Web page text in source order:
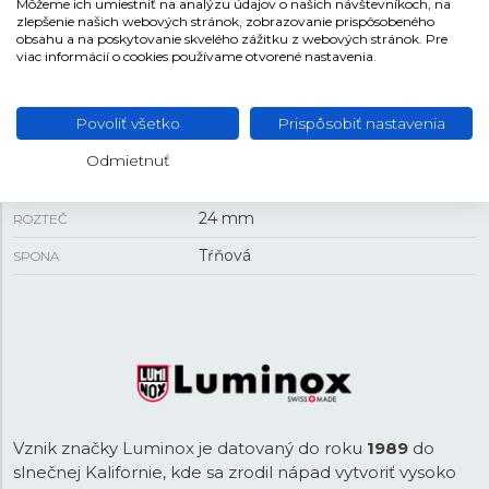
HRÚBKA 14 mm
MATERIÁL REMIENKA StrapMaterial_Carbon
ROZTEČ 24 mm
SPONA Tŕňová
Vznik značky Luminox je datovaný do roku 1989 do
slnečnej Kalifornie, kde sa zrodil nápad vytvoriť vysoko
Môžeme ich umiestniť na analýzu údajov o našich návštevníkoch, na
zlepšenie našich webových stránok, zobrazovanie prispôsobeného
obsahu a na poskytovanie skvelého zážitku z webových stránok. Pre
viac informácií o cookies používame otvorené nastavenia.
Povoliť všetko Prispôsobiť nastavenia
Odmietnuť